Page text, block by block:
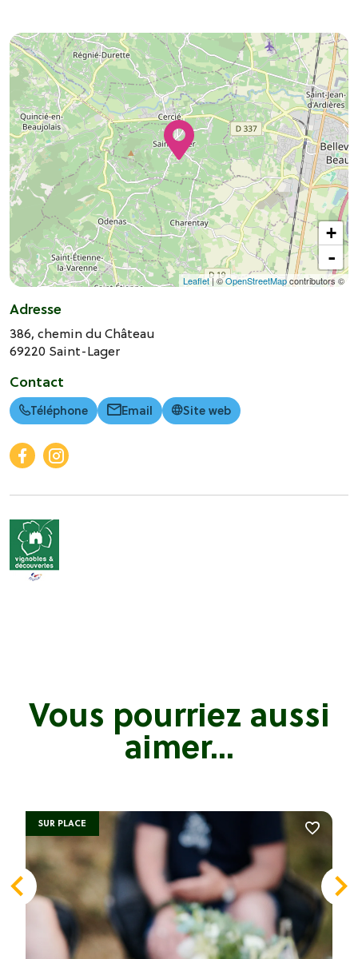
+
-
Leaflet| ©OpenStreetMapcontributors ©
Adresse
386, chemin du Château
69220 Saint-Lager
Contact
Téléphone Email Site web
Vous pourriez aussi
aimer...
SUR PLACE